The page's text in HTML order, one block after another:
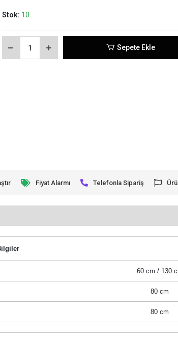
Stok: 10
Sepete Ekle
Fiyat Alarmı Telefonla Sipariş
60 cm / 130
80 cm
80 cm